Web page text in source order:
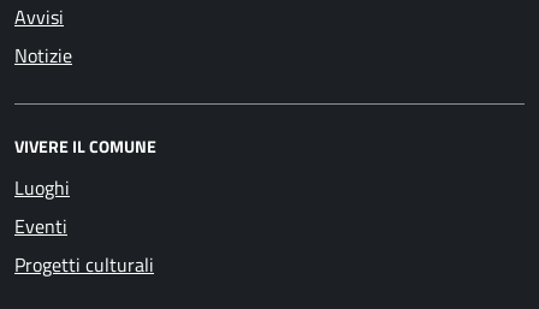
Avvisi
Notizie
VIVERE IL COMUNE
Luoghi
Eventi
Progetti culturali